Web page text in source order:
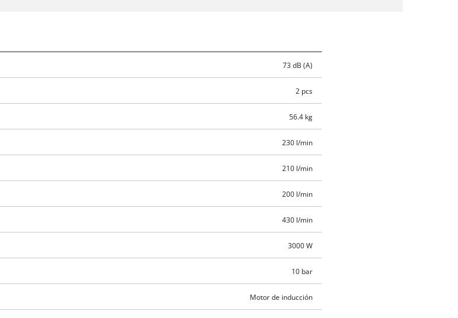
cargar el servicio Google Maps!
73 dB (A)
2 pcs
56.4 kg
230 l/min
210 l/min
200 l/min
430 l/min
3000 W
10 bar
Motor de inducción